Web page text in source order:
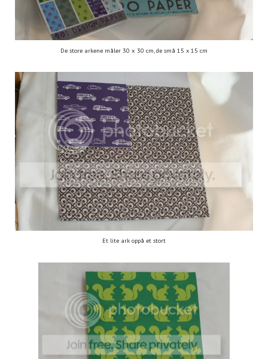
De store arkene måler 30 x 30 cm, de små 15 x 15 cm
Et lite ark oppå et stort